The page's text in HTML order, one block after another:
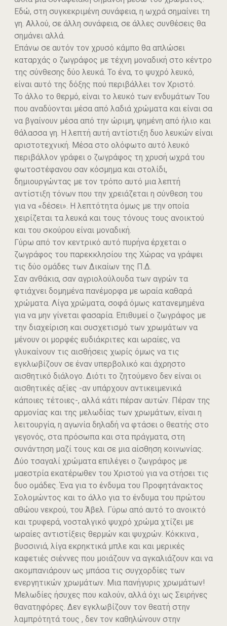
Εδώ, στη συγκεκριμένη συνάφεια, η ωχρά σημαίνει τη
γη. Αλλού, σε άλλη συνάφεια, σε άλλες συνθέσεις θα
σημάνει αλλά.
Επάνω σε αυτόν τον χρυσό κάμπο θα απλώσει
καταρχάς ο ζωγράφος με τέχνη μοναδική στο κέντρο
της σύνθεσης δύο λευκά. Το ένα, το ψυχρό λευκό,
είναι αυτό της δόξης πού περιβάλλει τον Χριστό.
Το άλλο το θερμό, είναι το λευκό των ενδυμάτων Του
που αναδύονται μέσα από λαδιά χρώματα και είναι σα
να βγαίνουν μέσα από την ώριμη, ψημένη από ήλιο και
θάλασσα γη. Η λεπτή αυτή αντίστιξη δυο λευκών είναι
αριστοτεχνική. Μέσα στο ολόφωτο αυτό λευκό
περιβάλλον γράφει ο ζωγράφος τη χρυσή ωχρά του
φωτοστέφανου σαν κόσμημα και στολίδι,
δημιουργώντας με τον τρόπο αυτό μια λεπτή
αντίστιξη τόνων που την χρειάζεται η σύνθεση του
για να «δέσει». Η λεπτότητα όμως με την οποία
χειρίζεται τα λευκά και τους τόνους τους ανοικτού
και του σκούρου είναι μοναδική.
Γύρω από τον κεντρικό αυτό πυρήνα έρχεται ο
ζωγράφος του παρεκκλησίου της Χώρας να γράψει
τις δύο ομάδες των Δικαίων της Π.Δ.
Σαν ανθάκια, σαν αγριολούλουδα των αγρών τα
φτιάχνει δομημένα πανέμορφα με ωραία καθαρά
χρώματα. Λίγα χρώματα, σοφά όμως κατανεμημένα
για να μην γίνεται φασαρία. Επιθυμεί ο ζωγράφος με
την διαχείριση και συσχετισμό των χρωμάτων να
μένουν οι μορφές ευδιάκριτες και ωραίες, να
γλυκαίνουν τις αισθήσεις χωρίς όμως να τις
εγκλωβίζουν σε έναν υπερβολικό και άχρηστο
αισθητικό διάλογο. Διότι το ζητούμενο δεν είναι οι
αισθητικές αξίες -αν υπάρχουν αντικειμενικά
κάποιες τέτοιες-, αλλά κάτι πέραν αυτών. Πέραν της
αρμονίας και της μελωδίας των χρωμάτων, είναι η
λειτουργία, η αγωνία δηλαδή να φτάσει ο θεατής στο
γεγονός, στα πρόσωπα και στα πράγματα, στη
συνάντηση μαζί τους και σε μια αίσθηση κοινωνίας.
Δύο τσαγαλί χρώματα επιλέγει ο ζωγράφος με
μαεστρία εκατέρωθεν του Χριστού για να στήσει τις
δυο ομάδες. Ένα για το ένδυμα του Προφητάνακτος
Σολομώντος και το άλλο για το ένδυμα του πρώτου
αθώου νεκρού, του Άβελ. Γύρω από αυτό το ανοικτό
και τρυφερά, νοσταλγικό ψυχρό χρώμα χτίζει με
ωραίες αντιστίξεις θερμών και ψυχρών. Κόκκινα ,
βυσσινιά, λίγα εκρηκτικά μπλε και και μερικές
καφετιές σιέννες που μοιάζουν να αγκαλιάζουν και να
ακομπανιάρουν ως μπάσα τις συγχορδίες των
ενεργητικών χρωμάτων. Μια πανήγυρις χρωμάτων!
Μελωδίες ήσυχες που καλούν, αλλά όχι ως Σειρήνες
θανατηφόρες. Δεν εγκλωβίζουν τον θεατή στην
λαμπρότητά τους , δεν τον καθηλώνουν στην